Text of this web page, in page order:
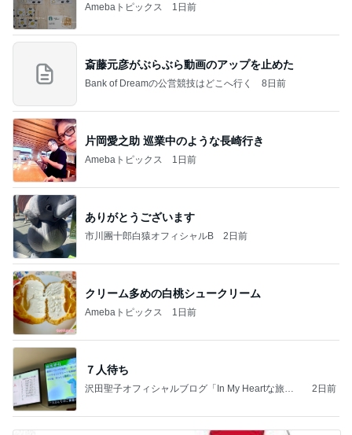
Amebaトピックス 1日前
斎藤元彦がぶらぶら動画のアップを止めた
Bank of Dreamの公営競技はどこへ行く 8日前
片岡愛之助 巡業中のような長崎行き
Amebaトピックス 1日前
ありがとうございます
市川團十郎白猿オフィシャルB 2日前
クリーム多めの白桃シュークリーム
Amebaトピックス 1日前
７人待ち
沢田聖子オフィシャルブログ「In My Heartな旅日
2日前